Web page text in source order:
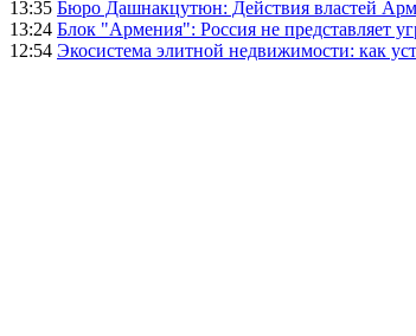
13:35 Бюро Дашнакцутюн: Действия властей
13:24 Блок "Армения": Россия не представляет
12:54 Экосистема элитной недвижимости: как